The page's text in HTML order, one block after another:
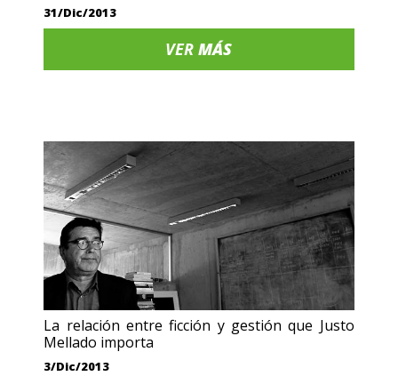
31/Dic/2013
VERMÁS
La relación entre ficción y gestión que Justo
Mellado importa
3/Dic/2013